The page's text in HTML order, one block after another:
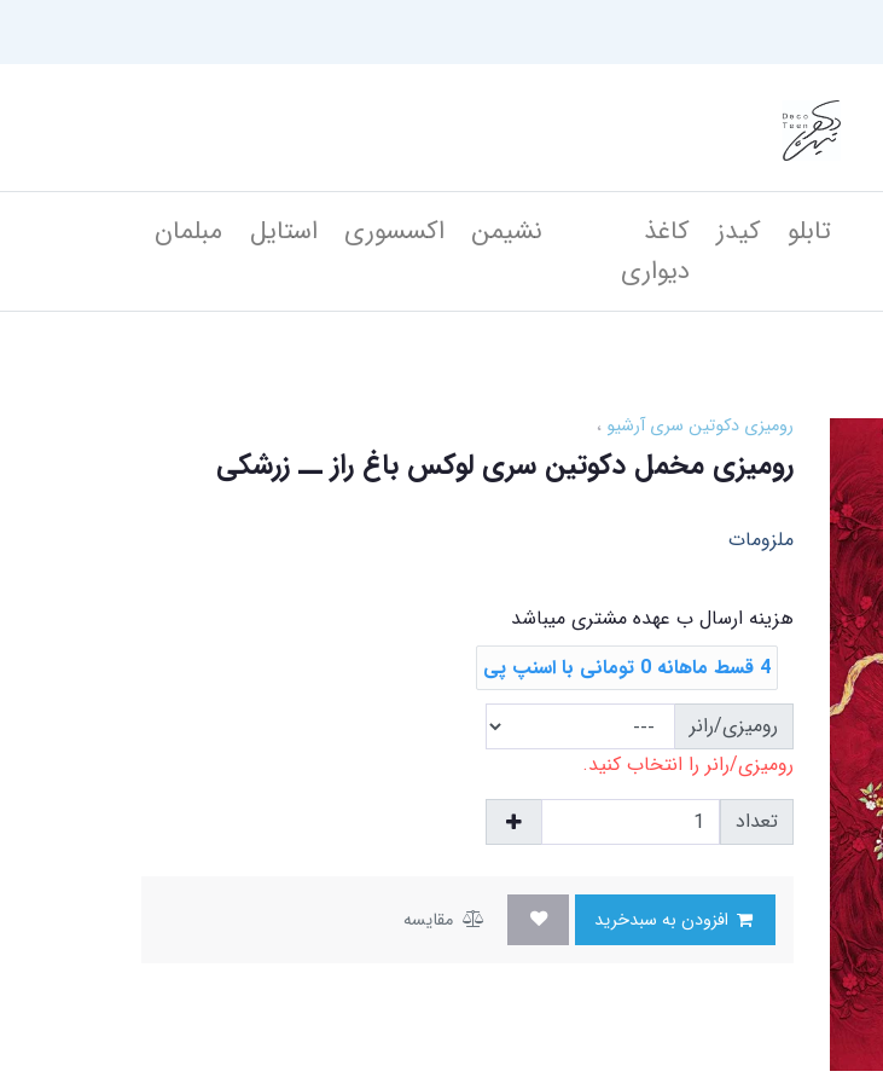
تابلو کیدز
کاغذ
دیواری
نشیمن اکسسوری استایل مبلمان
رومیزی دکوتین سری آرشیو
رومیزی مخمل دکوتین سری لوکس باغ راز ــ زرشکی
ملزومات
هزینه ارسال ب عهده مشتری میباشد
4 قسط ماهانه 0 تومانی با اسنپ ‌پی
رومیزی/رانر
رومیزی/رانر را انتخاب کنید.
تعداد
مقایسه